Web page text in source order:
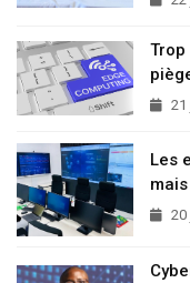
Trop
21
Les
20